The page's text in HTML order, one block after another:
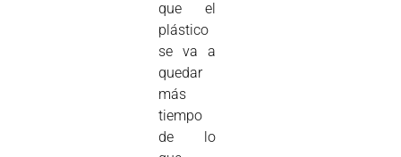
que el
plástico
se va a
quedar
más
tiempo
de lo